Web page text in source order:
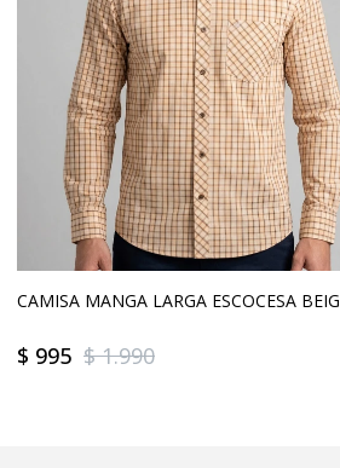
CAMISA MANGA LARGA ESCOCESA
$ 995 $ 1.990